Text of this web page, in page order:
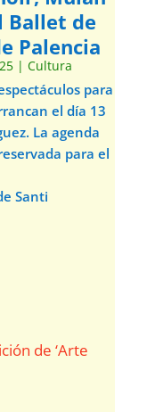
Ballet de
Palencia
| Cultura
para
el día 13
La agenda
para el
Santi